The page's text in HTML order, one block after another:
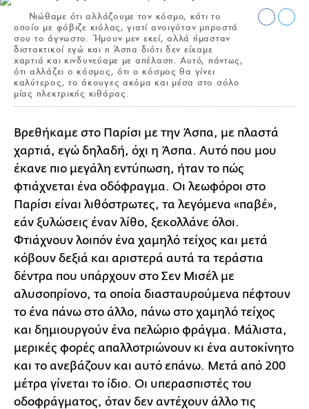
Νιώθαμε ότι αλλάζουμε τον κόσμο, κάτι το
οποίο με φόβιζε κιόλας, γιατί ανοιγόταν μπροστά
σου το άγνωστο. Ήμουν μεν εκεί, αλλά ήμασταν
διστακτικοί εγώ και η Άσπα διότι δεν είχαμε
χαρτιά και κινδυνεύαμε με απέλαση. Αυτό, πάντως,
ότι αλλάζει ο κόσμος, ότι ο κόσμος θα γίνει
καλύτερος, το άκουγες ακόμα και μέσα στο σόλο
μίας ηλεκτρικής κιθάρας.
Βρεθήκαμε στο Παρίσι με την Άσπα, με πλαστά
χαρτιά, εγώ δηλαδή, όχι η Άσπα. Αυτό που μου
έκανε πιο μεγάλη εντύπωση, ήταν το πώς
φτιάχνεται ένα οδόφραγμα. Οι λεωφόροι στο
Παρίσι είναι λιθόστρωτες, τα λεγόμενα «παβέ»,
εάν ξυλώσεις έναν λίθο, ξεκολλάνε όλοι.
Φτιάχνουν λοιπόν ένα χαμηλό τείχος και μετά
κόβουν δεξιά και αριστερά αυτά τα τεράστια
δέντρα που υπάρχουν στο Σεν Μισέλ με
αλυσοπρίονο, τα οποία διασταυρούμενα πέφτουν
το ένα πάνω στο άλλο, πάνω στο χαμηλό τείχος
και δημιουργούν ένα πελώριο φράγμα. Μάλιστα,
μερικές φορές απαλλοτριώνουν κι ένα αυτοκίνητο
και το ανεβάζουν και αυτό επάνω. Μετά από 200
μέτρα γίνεται το ίδιο. Οι υπερασπιστές του
οδοφράγματος, όταν δεν αντέχουν άλλο τις